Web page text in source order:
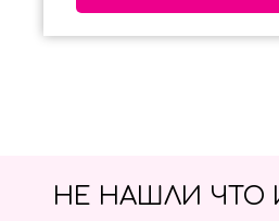
НЕ НАШЛИ ЧТО